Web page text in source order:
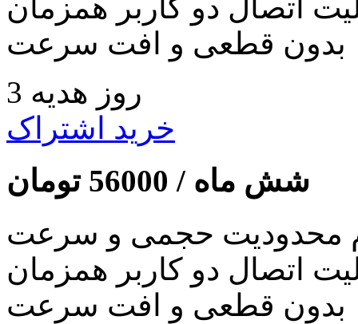
اتصال دو کاربر همزمان
بدون قطعی و افت سرعت
3 روز هدیه
خرید اشتراک
شش ماه / 56000 تومان
محدودیت حجمی و سرعت
اتصال دو کاربر همزمان
بدون قطعی و افت سرعت